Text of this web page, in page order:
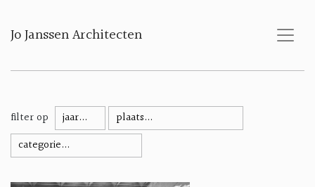
Jo Janssen Architecten
filter op